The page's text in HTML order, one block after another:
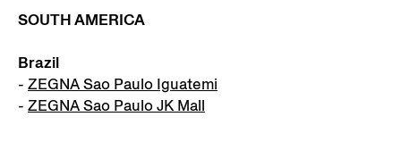
SOUTH AMERICA
Brazil
- ZEGNA Sao Paulo Iguatemi
- ZEGNA Sao Paulo JK Mall